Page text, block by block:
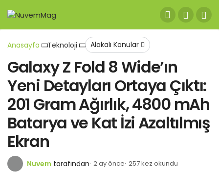
Anasayfa Teknoloji Alakalı Konular
Galaxy Z Fold 8 Wide’ın
Yeni Detayları Ortaya Çıktı:
201 Gram Ağırlık, 4800 mAh
Batarya ve Kat İzi Azaltılmış
Ekran
Nuvem tarafından 2 ay önce 257 kez okundu